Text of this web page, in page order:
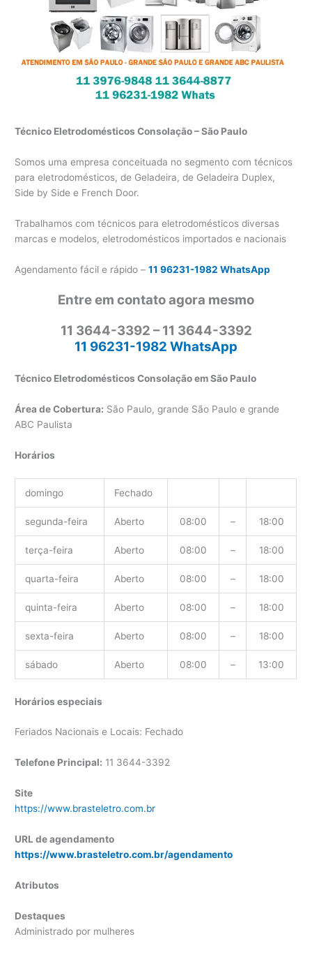
Técnico Eletrodomésticos Consolação – São Paulo
Somos uma empresa conceituada no segmento com técnicos
para eletrodomésticos, de Geladeira, de Geladeira Duplex,
Side by Side e French Door.
Trabalhamos com técnicos para eletrodomésticos diversas
marcas e modelos, eletrodomésticos importados e nacionais
Agendamento fácil e rápido –11 96231-1982 WhatsApp
Entre em contato agora mesmo
11 3644-3392 – 11 3644-3392
11 96231-1982 WhatsApp
Técnico Eletrodomésticos Consolação em São Paulo
Área de Cobertura: São Paulo, grande São Paulo e grande
ABC Paulista
Horários
domingo Fechado
segunda-feira Aberto 08:00 – 18:00
terça-feira Aberto 08:00 – 18:00
quarta-feira Aberto 08:00 – 18:00
quinta-feira Aberto 08:00 – 18:00
sexta-feira Aberto 08:00 – 18:00
sábado Aberto 08:00 – 13:00
Horários especiais
Feriados Nacionais e Locais: Fechado
Telefone Principal: 11 3644-3392
Site
https://www.brasteletro.com.br
URL de agendamento
https://www.brasteletro.com.br/agendamento
Atributos
Destaques
Administrado por mulheres